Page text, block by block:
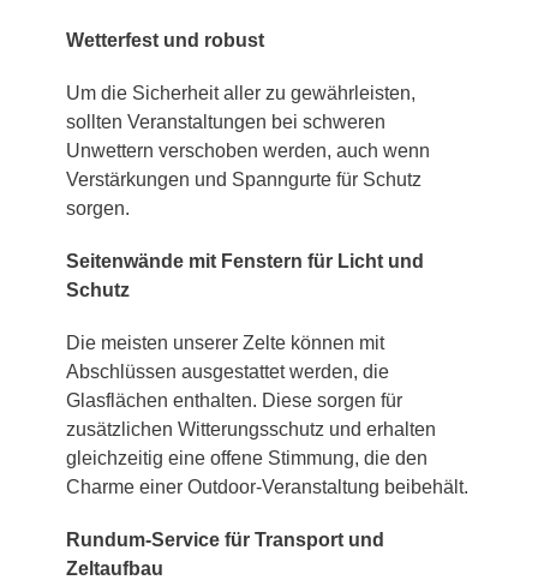
Wetterfest und robust
Um die Sicherheit aller zu gewährleisten,
sollten Veranstaltungen bei schweren
Unwettern verschoben werden, auch wenn
Verstärkungen und Spanngurte für Schutz
sorgen.
Seitenwände mit Fenstern für Licht und
Schutz
Die meisten unserer Zelte können mit
Abschlüssen ausgestattet werden, die
Glasflächen enthalten. Diese sorgen für
zusätzlichen Witterungsschutz und erhalten
gleichzeitig eine offene Stimmung, die den
Charme einer Outdoor-Veranstaltung beibehält.
Rundum-Service für Transport und
Zeltaufbau